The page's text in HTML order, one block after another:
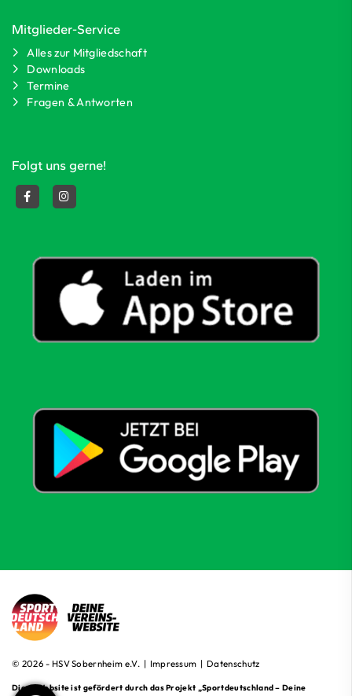
Mitglieder-Service
Alles zur Mitgliedschaft
Downloads
Termine
Fragen & Antworten
Folgt uns gerne!
© 2026 - HSV Sobernheim e.V. | Impressum | Datenschutz
Diese Website ist gefördert durch das Projekt „Sportdeutschland – Deine